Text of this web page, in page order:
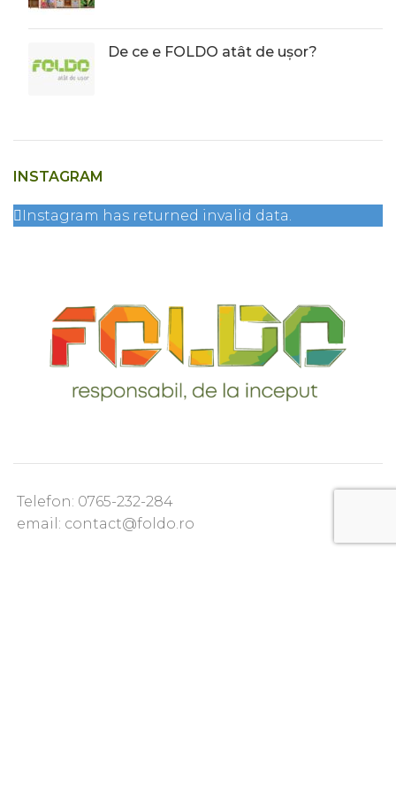
De ce e FOLDO atât de ușor?
INSTAGRAM
Instagram has returned invalid data.
Telefon: 0765-232-284
email: contact@foldo.ro